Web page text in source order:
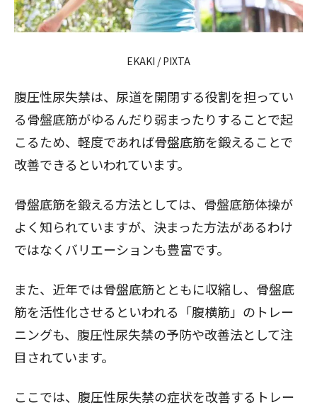
EKAKI / PIXTA
腹圧性尿失禁は、尿道を開閉する役割を担ってい
る骨盤底筋がゆるんだり弱まったりすることで起
こるため、軽度であれば骨盤底筋を鍛えることで
改善できるといわれています。
骨盤底筋を鍛える方法としては、骨盤底筋体操が
よく知られていますが、決まった方法があるわけ
ではなくバリエーションも豊富です。
また、近年では骨盤底筋とともに収縮し、骨盤底
筋を活性化させるといわれる「腹横筋」のトレー
ニングも、腹圧性尿失禁の予防や改善法として注
目されています。
ここでは、腹圧性尿失禁の症状を改善するトレー